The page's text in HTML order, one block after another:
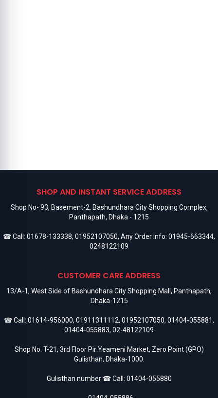
SHOP AND INSTANT SERVICE ADDRESS
Shop No- 93, Basement-2, Bashundhara City Shopping Complex,
Panthapath, Dhaka - 1215
☎ Call: 01678-133338, 01952107050, Any Order Info: 01945-663344,
0248122109
CUSTOMER CARE ADDRESS
13/A-1, West Side of Bashundhara City Shopping Mall, Panthapath,
Dhaka-1215
☎ Call: 01614-956000, 01911311112, 01952107050, 01404-055881,
01404-055883, 02-48122109
Shop No. T-21, 3rd Floor Pir Yeameni Market, Zero Point (GPO)
Gulisthan, Dhaka-1000.
Gulisthan number ☎ Call: 01404-055880